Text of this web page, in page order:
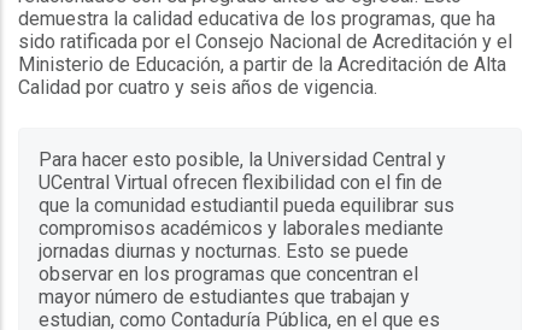
demuestra la calidad educativa de los programas, que ha
sido ratificada por el Consejo Nacional de Acreditación y el
Ministerio de Educación, a partir de la Acreditación de Alta
Calidad por cuatro y seis años de vigencia.
Para hacer esto posible, la Universidad Central y
UCentral Virtual ofrecen flexibilidad con el fin de
que la comunidad estudiantil pueda equilibrar sus
compromisos académicos y laborales mediante
jornadas diurnas y nocturnas. Esto se puede
observar en los programas que concentran el
mayor número de estudiantes que trabajan y
estudian, como Contaduría Pública, en el que es